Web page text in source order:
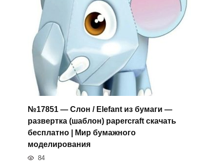
№17851 — Слон / Elefant из бумаги —
развертка (шаблон) papercraft скачать
бесплатно | Мир бумажного
моделирования
84